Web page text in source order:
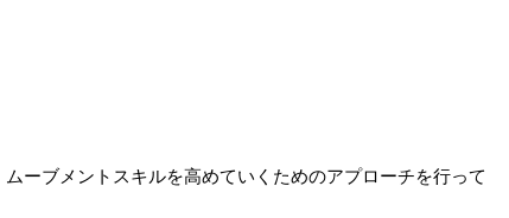
ーブメントスキルを高めていくためのアプローチを行って